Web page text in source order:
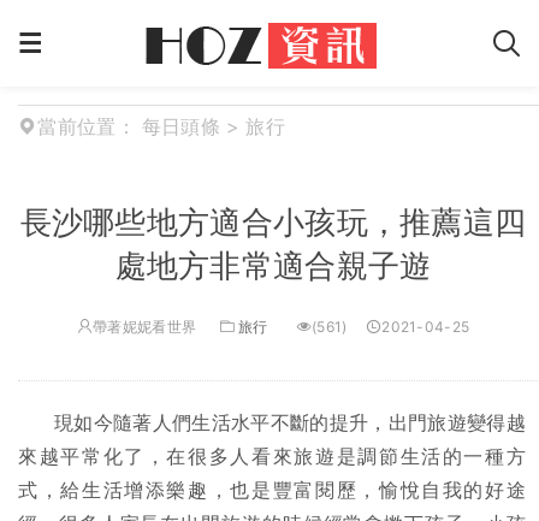
當前位置： 每日頭條 > 旅行
長沙哪些地方適合小孩玩，推薦這四
處地方非常適合親子遊
帶著妮妮看世界 旅行 (561) 2021-04-25
現如今隨著人們生活水平不斷的提升，出門旅遊變得越
來越平常化了，在很多人看來旅遊是調節生活的一種方
式，給生活增添樂趣，也是豐富閱歷，愉悅自我的好途